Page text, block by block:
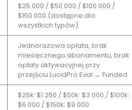
$25 000 / $50 000 / $100 000 /
$150 000 (dostępne dla
wszystkich typów)
Jednorazowa opłata, brak
miesięcznego abonamentu, brak
opłaty aktywacyjnej przy
przejściu LucidPro Eval → Funded
$25k: $1 250 / $50k: $3 000 / $100k:
$6 000 / $150k: $9 000